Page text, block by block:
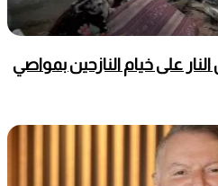
النار على خيام النازحين بمواصي